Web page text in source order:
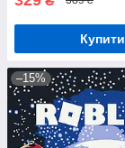
Купити
–15%